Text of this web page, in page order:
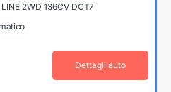
2WD 136CV DCT7
Dettagli auto